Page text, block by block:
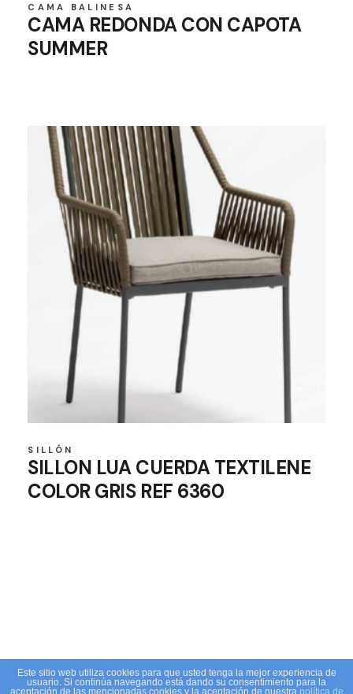
CAMA BALINESA
CAMA REDONDA CON CAPOTA
SUMMER
SILLÓN
SILLON LUA CUERDA TEXTILENE
COLOR GRIS REF 6360
Este sitio web utiliza cookies para que usted tenga la mejor experiencia de
usuario. Si continúa navegando está dando su consentimiento para la
aceptación de las mencionadas cookies y la aceptación de nuestra política de